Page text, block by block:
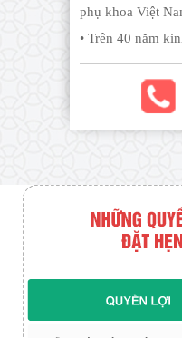
phụ khoa Việt
• Trên 40 năm